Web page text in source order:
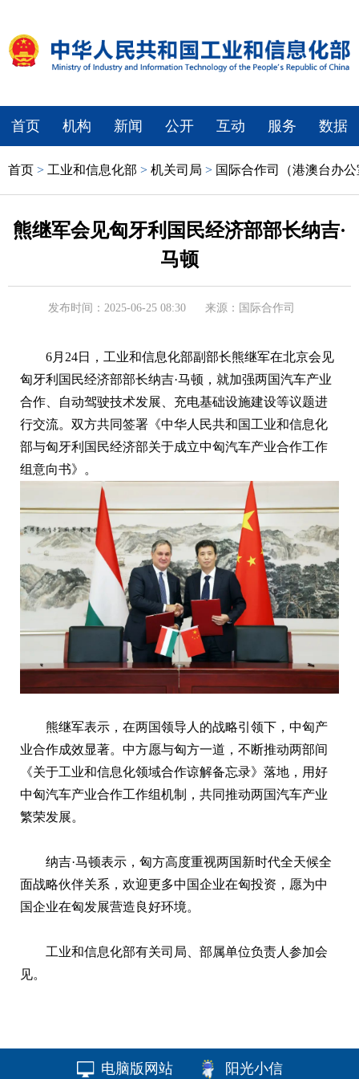
首页 机构 新闻 公开 互动 服务 数据
首页 > 工业和信息化部 > 机关司局 > 国际合作司（港澳台办
熊继军会见匈牙利国民经济部部长纳吉·
马顿
发布时间：2025-06-25 08:30 来源：国际合作司
6月24日，工业和信息化部副部长熊继军在北京会见
匈牙利国民经济部部长纳吉·马顿，就加强两国汽车产业
合作、自动驾驶技术发展、充电基础设施建设等议题进
行交流。双方共同签署《中华人民共和国工业和信息化
部与匈牙利国民经济部关于成立中匈汽车产业合作工作
组意向书》。
熊继军表示，在两国领导人的战略引领下，中匈产
业合作成效显著。中方愿与匈方一道，不断推动两部间
《关于工业和信息化领域合作谅解备忘录》落地，用好
中匈汽车产业合作工作组机制，共同推动两国汽车产业
繁荣发展。
纳吉·马顿表示，匈方高度重视两国新时代全天候全
面战略伙伴关系，欢迎更多中国企业在匈投资，愿为中
国企业在匈发展营造良好环境。
工业和信息化部有关司局、部属单位负责人参加会
见。
电脑版网站 阳光小信